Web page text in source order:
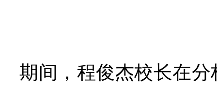
期间，程俊杰校长在